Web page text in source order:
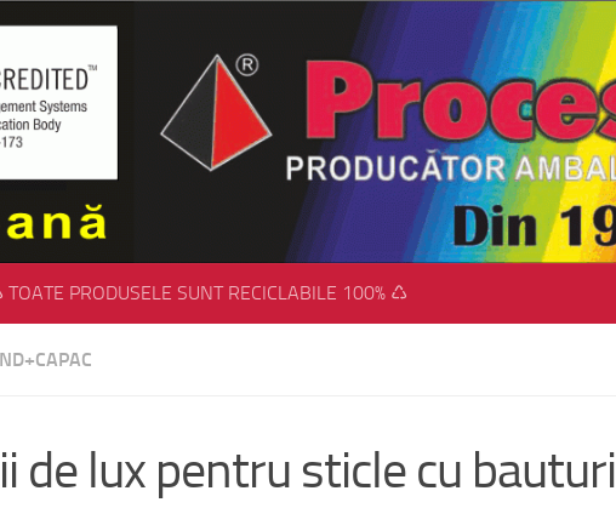
PRODUSELE SUNT RECICLABILE 100% ♺
de lux pentru sticle cu bauturi